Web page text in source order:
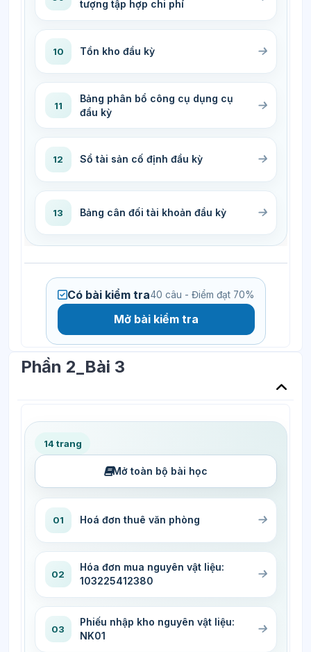
tượng tập hợp chi phí
10 Tồn kho đầu kỳ
11
Bảng phân bổ công cụ dụng cụ
đầu kỳ
12 Sổ tài sản cố định đầu kỳ
13 Bảng cân đối tài khoản đầu kỳ
Có bài kiểm tra40 câu - Điểm đạt 70%
Mở bài kiểm tra
Phần 2_Bài 3
14 trang
Mở toàn bộ bài học
01 Hoá đơn thuê văn phòng
02
Hóa đơn mua nguyên vật liệu:
103225412380
03
Phiếu nhập kho nguyên vật liệu:
NK01